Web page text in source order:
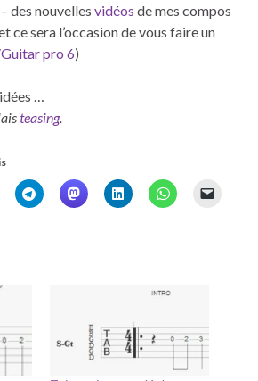
– des nouvelles vidéos de mes compos
ce sera l’occasion de vous faire un
pro 6)
…
teasing.